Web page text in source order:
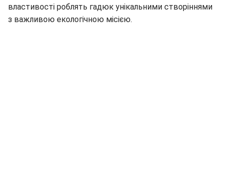
властивості роблять гадюк унікальними створіннями
з важливою екологічною місією.